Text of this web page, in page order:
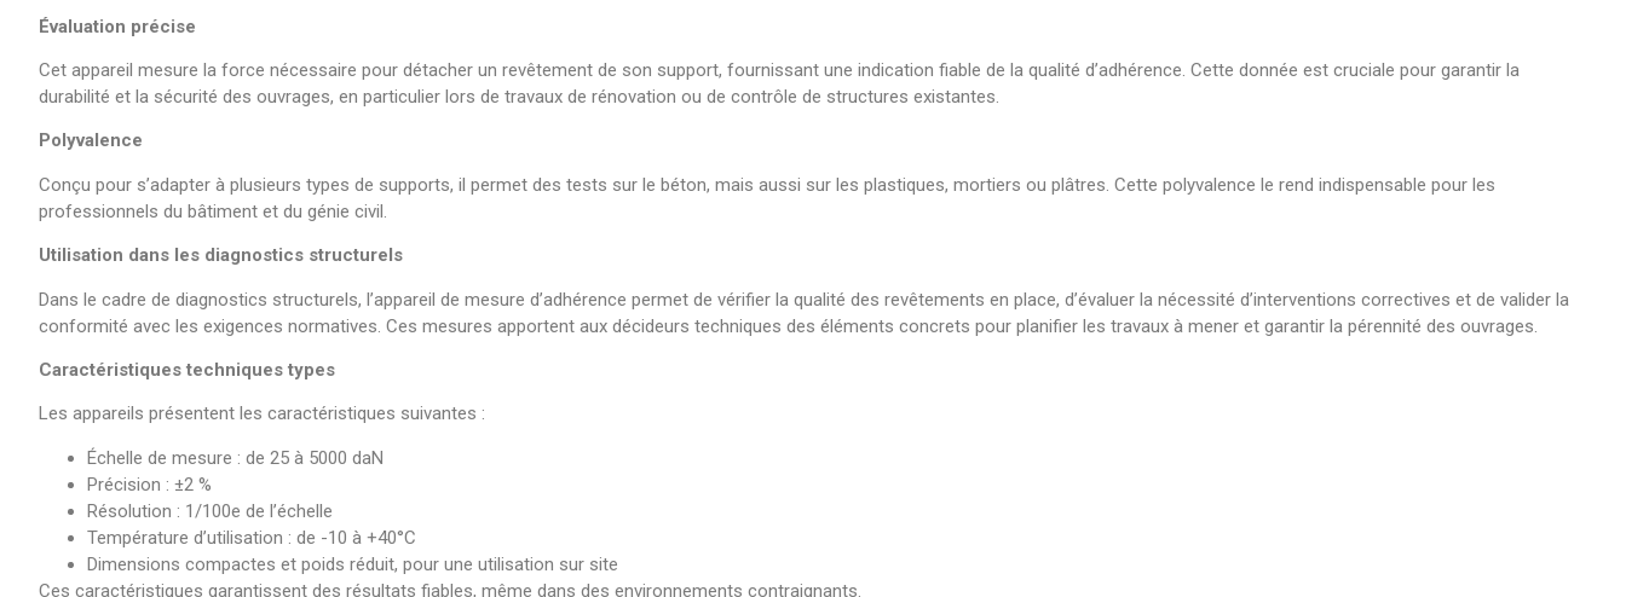
Évaluation précise
Cet appareil mesure la force nécessaire pour détacher un revêtement de son support, fournissant une indication fiable de la qualité d’adhérence. Cette donnée est cruciale pour garantir la
durabilité et la sécurité des ouvrages, en particulier lors de travaux de rénovation ou de contrôle de structures existantes.
Polyvalence
Conçu pour s’adapter à plusieurs types de supports, il permet des tests sur le béton, mais aussi sur les plastiques, mortiers ou plâtres. Cette polyvalence le rend indispensable pour les
professionnels du bâtiment et du génie civil.
Utilisation dans les diagnostics structurels
Dans le cadre de diagnostics structurels, l’appareil de mesure d’adhérence permet de vérifier la qualité des revêtements en place, d’évaluer la nécessité d’interventions correctives et de valider la
conformité avec les exigences normatives. Ces mesures apportent aux décideurs techniques des éléments concrets pour planifier les travaux à mener et garantir la pérennité des ouvrages.
Caractéristiques techniques types
Les appareils présentent les caractéristiques suivantes :
Échelle de mesure : de 25 à 5000 daN
Précision : ±2 %
Résolution : 1/100e de l’échelle
Température d’utilisation : de -10 à +40°C
Dimensions compactes et poids réduit, pour une utilisation sur site
Ces caractéristiques garantissent des résultats fiables, même dans des environnements contraignants.